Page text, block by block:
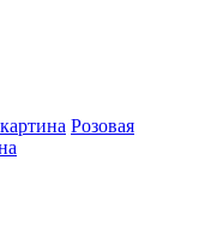
Розовая